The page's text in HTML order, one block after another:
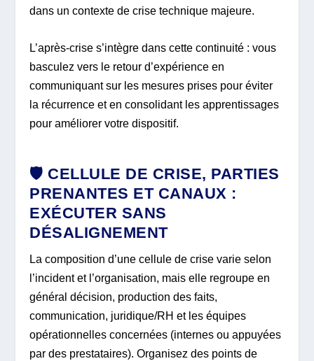
dans un contexte de crise technique majeure.
L’après-crise s’intègre dans cette continuité : vous
basculez vers le retour d’expérience en
communiquant sur les mesures prises pour éviter
la récurrence et en consolidant les apprentissages
pour améliorer votre dispositif.
🛡️ CELLULE DE CRISE, PARTIES
PRENANTES ET CANAUX :
EXÉCUTER SANS
DÉSALIGNEMENT
La composition d’une cellule de crise varie selon
l’incident et l’organisation, mais elle regroupe en
général décision, production des faits,
communication, juridique/RH et les équipes
opérationnelles concernées (internes ou appuyées
par des prestataires). Organisez des points de